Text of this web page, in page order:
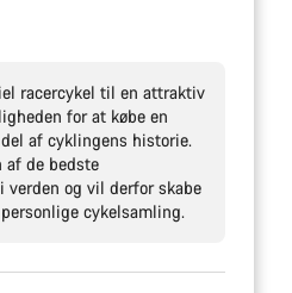
racercykel til en attraktiv
for at købe en
af cyklingens historie.
af de bedste
og vil derfor skabe
cykelsamling.